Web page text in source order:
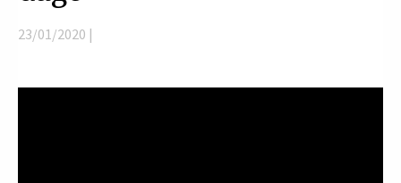
23/01/2020 |